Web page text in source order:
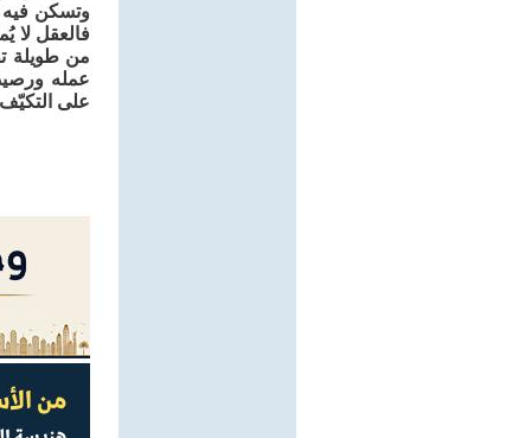
وتسكن فيه
فالعقل لا
من طويلة
عمله
على